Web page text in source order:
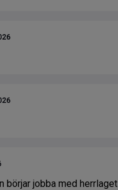
börjar jobba med herrlaget